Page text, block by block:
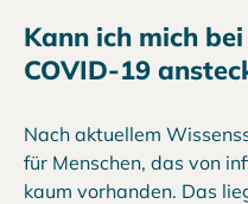
Kann ich mich
COVID-19
Nach aktuellem
für Menschen, das von
kaum vorhanden. Das